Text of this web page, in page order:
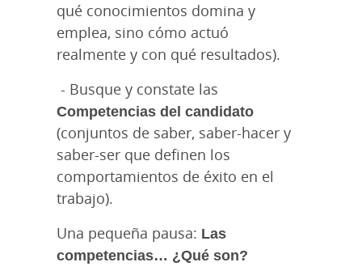
qué conocimientos domina y
emplea, sino cómo actuó
realmente y con qué resultados).
- Busque y constate las
Competencias del candidato
(conjuntos de saber, saber-hacer y
saber-ser que definen los
comportamientos de éxito en el
trabajo).
Una pequeña pausa: Las
competencias… ¿Qué son?